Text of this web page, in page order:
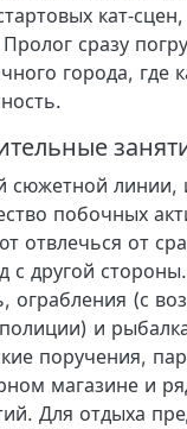
сразу
города, где
сюжетной линии,
побочных
отвлечься от
с другой
ограбления (с
и
поручения,
магазине и
Для отдыха